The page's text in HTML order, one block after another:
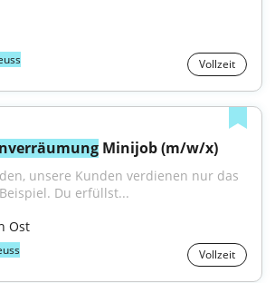
Vollzeit
Minijob (m/w/x)
unsere Kunden verdienen nur das
Du erfüllst...
Ost
Vollzeit